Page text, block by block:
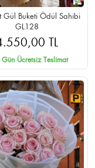
Gül Buketi Ödül Sahibi
GL128
TL
Gün Ücretsiz Teslimat